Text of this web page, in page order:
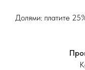
Долями: платите